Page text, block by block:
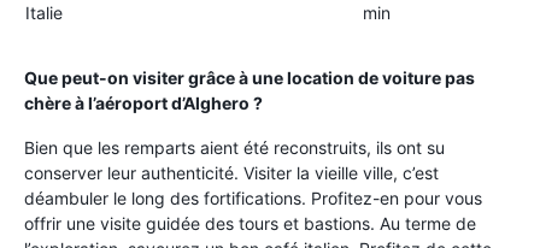
Italie
min
Que peut-on visiter grâce à une location de voiture pas
chère à l’aéroport d’Alghero ?
Bien que les remparts aient été reconstruits, ils ont su
conserver leur authenticité. Visiter la vieille ville, c’est
déambuler le long des fortifications. Profitez-en pour vous
offrir une visite guidée des tours et bastions. Au terme de